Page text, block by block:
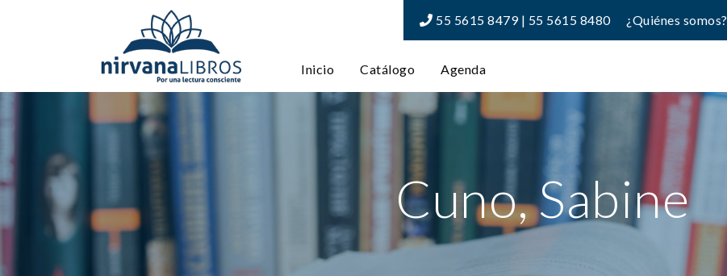
55 5615 8479 | 55 5615 8480 ¿Quiénes somos?
Inicio Catálogo Agenda
Cuno, Sabine